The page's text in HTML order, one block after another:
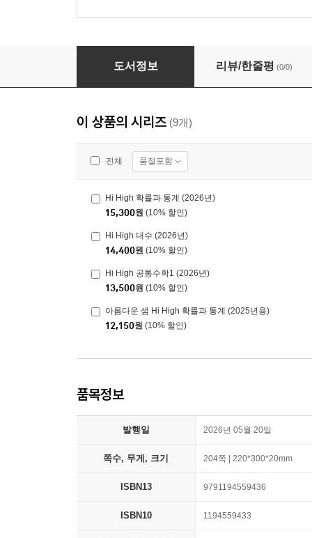
Hi High 확률과 통계 (2026년)
도서정보 리뷰/한줄평 (0/0)
이 상품의 시리즈 (9개)
전체 품절포함
Hi High 확률과 통계 (2026년)
15,300원 (10% 할인)
Hi High 대수 (2026년)
14,400원 (10% 할인)
Hi High 공통수학1 (2026년)
13,500원 (10% 할인)
아름다운 샘 Hi High 확률과 통계 (2025년용)
12,150원 (10% 할인)
품목정보
발행일 2026년 05월 20일
쪽수, 무게, 크기 204쪽 | 220*300*20mm
ISBN13 9791194559436
ISBN10 1194559433